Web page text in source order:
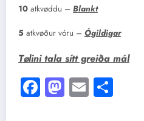
10 atkvøddu – Blankt
5 atkvøður vóru – Ógildigar
Tølini tala sítt greiða mál
Facebook
Mastodon
Email